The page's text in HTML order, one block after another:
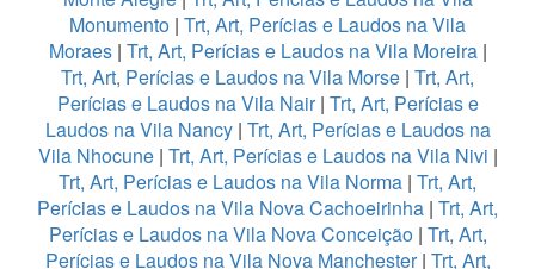
Monumento | Trt, Art, Perícias e Laudos na Vila
Moraes| Trt, Art, Perícias e Laudos na Vila Moreira|
Trt, Art, Perícias e Laudos na Vila Morse | Trt, Art,
Perícias e Laudos na Vila Nair| Trt, Art, Perícias e
Laudos na Vila Nancy| Trt, Art, Perícias e Laudos na
Vila Nhocune| Trt, Art, Perícias e Laudos na Vila Nivi |
Trt, Art, Perícias e Laudos na Vila Norma | Trt, Art,
Perícias e Laudos na Vila Nova Cachoeirinha | Trt, Art,
Perícias e Laudos na Vila Nova Conceição| Trt, Art,
Perícias e Laudos na Vila Nova Manchester| Trt, Art,